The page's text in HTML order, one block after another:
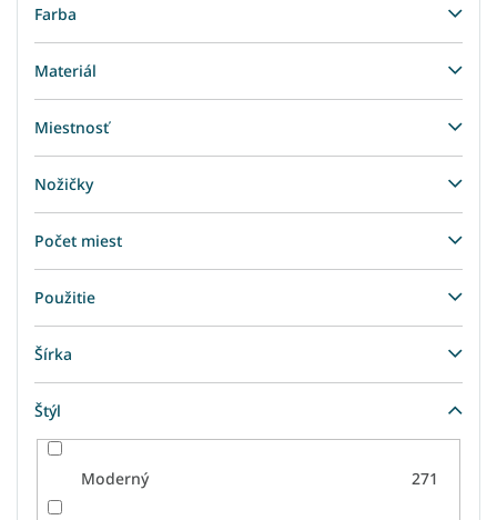
Farba
Materiál
Miestnosť
Nožičky
Počet miest
Použitie
Šírka
Štýl
Moderný 271